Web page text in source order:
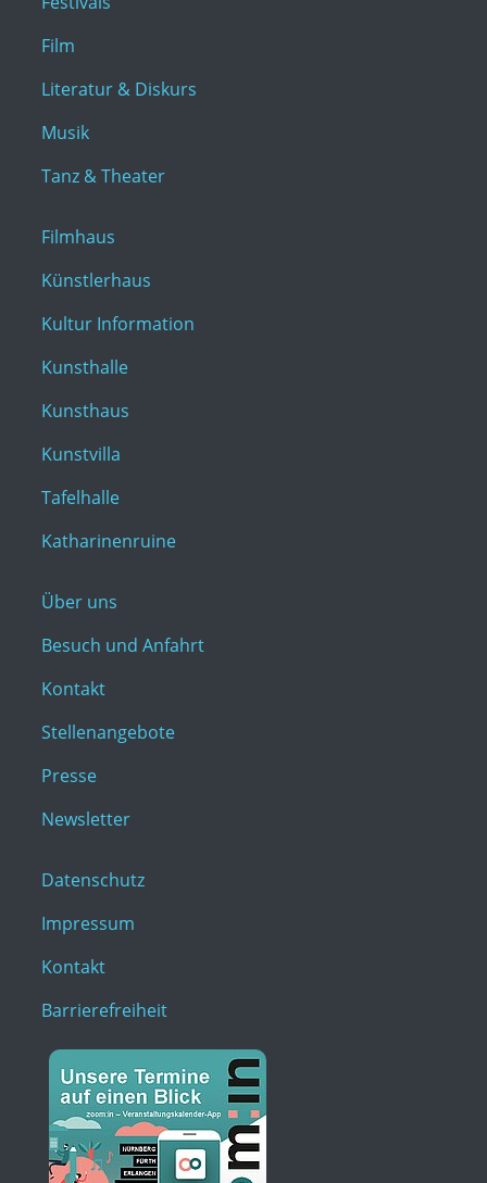
Film
Literatur & Diskurs
Musik
Tanz & Theater
Filmhaus
Künstlerhaus
Kultur Information
Kunsthalle
Kunsthaus
Kunstvilla
Tafelhalle
Katharinenruine
Über uns
Besuch und Anfahrt
Kontakt
Stellenangebote
Presse
Newsletter
Datenschutz
Impressum
Kontakt
Barrierefreiheit